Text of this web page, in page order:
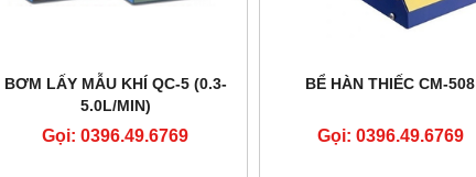
BƠM LẤY MẪU KHÍ QC-5 (0.3-
5.0L/MIN)
Gọi: 0396.49.6769
BỂ HÀN THIẾC CM-508
Gọi: 0396.49.6769